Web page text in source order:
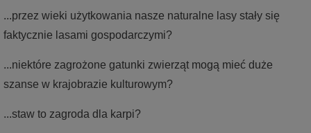
...przez wieki użytkowania nasze naturalne lasy stały się
faktycznie lasami gospodarczymi?
...niektóre zagrożone gatunki zwierząt mogą mieć duże
szanse w krajobrazie kulturowym?
...staw to zagroda dla karpi?